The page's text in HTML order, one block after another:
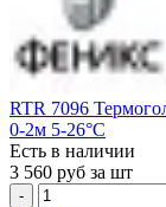
RTR 7096
0-2м 5-26°С
Есть в наличии
3 560 руб за шт
-